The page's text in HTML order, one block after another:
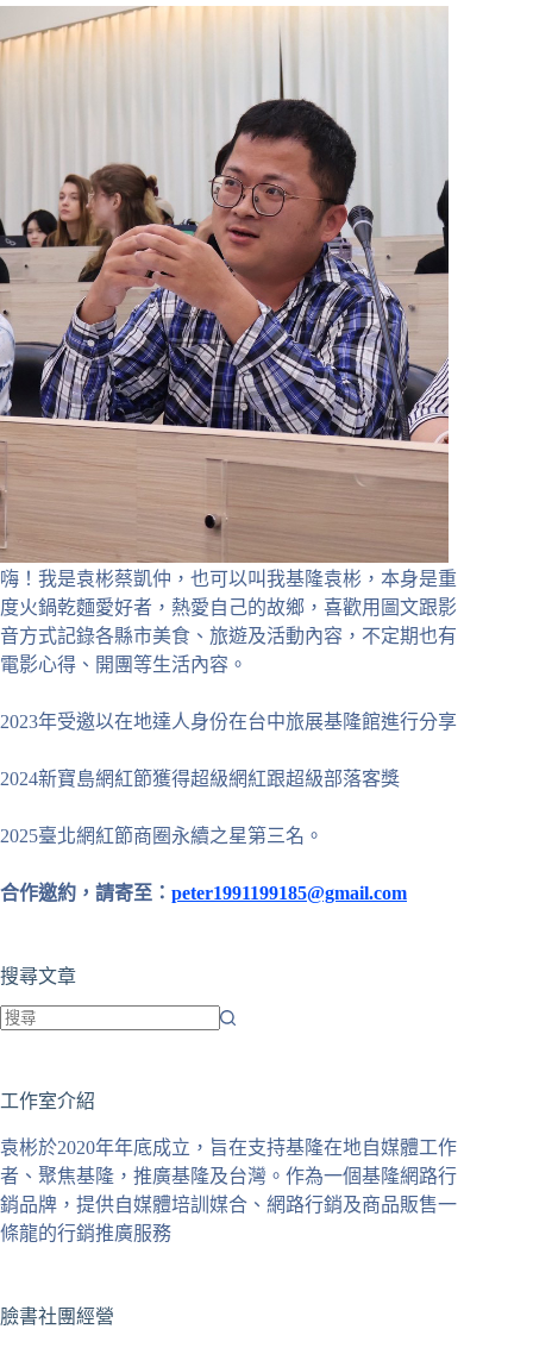
嗨！我是袁彬蔡凱仲，也可以叫我基隆袁彬，本身是重
度火鍋乾麵愛好者，熱愛自己的故鄉，喜歡用圖文跟影
音方式記錄各縣市美食、旅遊及活動內容，不定期也有
電影心得、開團等生活內容。
2023年受邀以在地達人身份在台中旅展基隆館進行分享
2024新寶島網紅節獲得超級網紅跟超級部落客獎
2025臺北網紅節商圈永續之星第三名。
合作邀約，請寄至： peter1991199185@gmail.com
搜尋文章
到
合
條
件
的
果
工作室介紹
袁彬於2020年年底成立，旨在支持基隆在地自媒體工作
者、聚焦基隆，推廣基隆及台灣。作為一個基隆網路行
銷品牌，提供自媒體培訓媒合、網路行銷及商品販售一
條龍的行銷推廣服務
臉書社團經營